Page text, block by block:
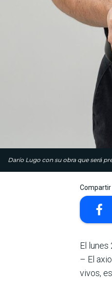
Darío Lugo con su obra que será
Compartir
El
– El
vivos,